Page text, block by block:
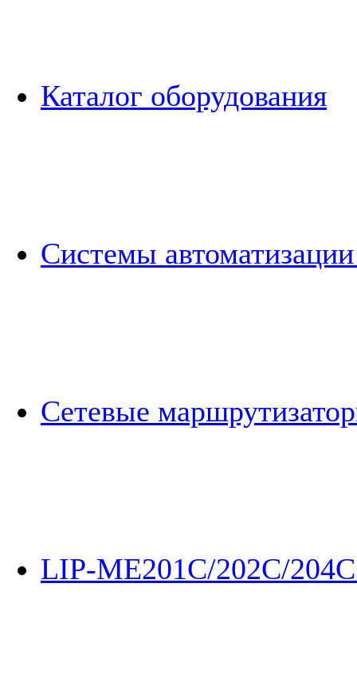
Каталог оборудования
Системы
Сетевые
LIP-ME201C/202C/